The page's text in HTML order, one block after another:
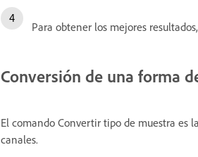
Para obtener los mejores
Conversión de una forma
El comando Convertir tipo de muestra es
canales.